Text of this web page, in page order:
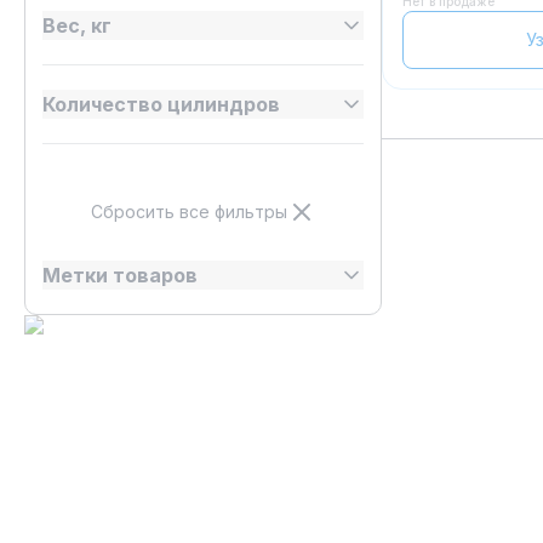
Вес, кг
Количество цилиндров
Сбросить все фильтры
Метки товаров